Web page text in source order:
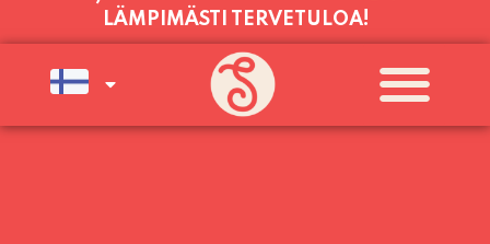
SAAKKA JONKA JÄLKEEN OLEMME
AVOINNA VIIKONLOPPUISIN (PE-
SU) ELOKUUN LOPPUUN ASTI
LÄMPIMÄSTI TERVETULOA!